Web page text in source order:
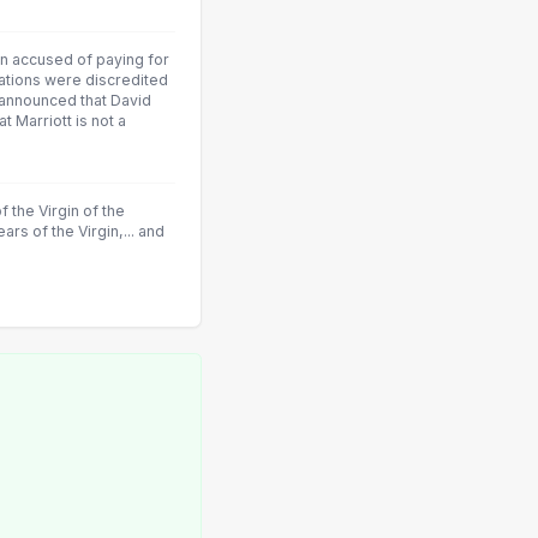
accused of paying for
were discredited
that David
Marriott is not a
the Virgin of the
of the Virgin,... and